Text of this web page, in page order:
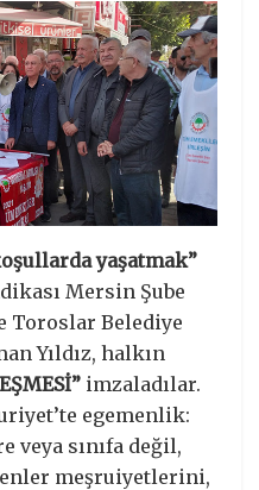
yaşatmak”
Mersin Şube
Toroslar Belediye
Yıldız, halkın
imzaladılar.
egemenlik:
veya sınıfa değil,
meşruiyetlerini,